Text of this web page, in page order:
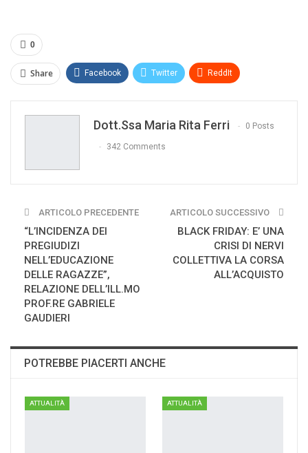
0
Share Facebook Twitter ReddIt
Dott.ssa Maria Rita Ferri 0 Posts
342 Comments
ARTICOLO PRECEDENTE
“L’INCIDENZA DEI
PREGIUDIZI
NELL’EDUCAZIONE
DELLE RAGAZZE”,
RELAZIONE DELL’ILL.MO
PROF.RE GABRIELE
GAUDIERI
ARTICOLO SUCCESSIVO
BLACK FRIDAY: E’ UNA
CRISI DI NERVI
COLLETTIVA LA CORSA
ALL’ACQUISTO
POTREBBE PIACERTI ANCHE
ATTUALITÀ ATTUALITÀ